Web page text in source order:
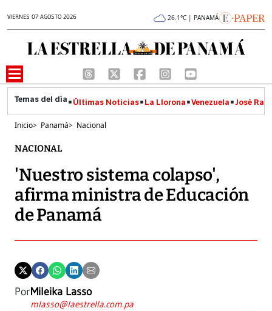
VIERNES 07 AGOSTO 2026 26.1°C | PANAMÁ
Últimas Noticias La Llorona Venezuela José
Inicio> Panamá> Nacional
NACIONAL
'Nuestro sistema colapso',
afirma ministra de Educación
de Panamá
PorMileika Lasso
mlasso@laestrella.com.pa